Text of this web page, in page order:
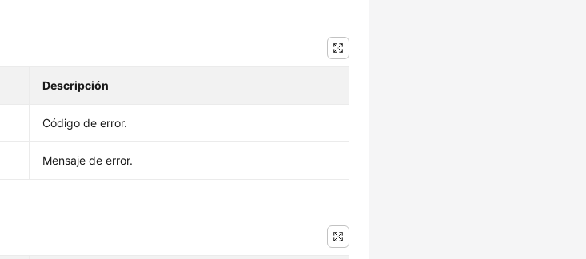
Descripción
Código de error.
Mensaje de error.